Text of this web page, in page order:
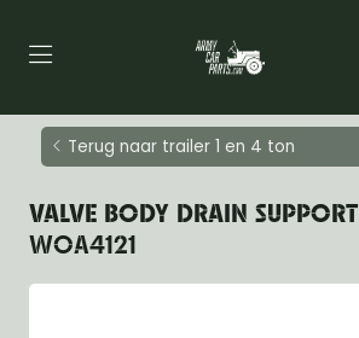
Terug naar trailer 1 en 4 ton
VALVE BODY DRAIN SUPPORT
WOA4121